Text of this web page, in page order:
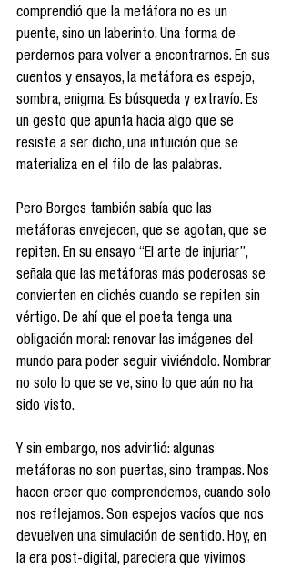
comprendió que la metáfora no es un
puente, sino un laberinto. Una forma de
perdernos para volver a encontrarnos. En sus
cuentos y ensayos, la metáfora es espejo,
sombra, enigma. Es búsqueda y extravío. Es
un gesto que apunta hacia algo que se
resiste a ser dicho, una intuición que se
materializa en el filo de las palabras.
Pero Borges también sabía que las
metáforas envejecen, que se agotan, que se
repiten. En su ensayo “El arte de injuriar”,
señala que las metáforas más poderosas se
convierten en clichés cuando se repiten sin
vértigo. De ahí que el poeta tenga una
obligación moral: renovar las imágenes del
mundo para poder seguir viviéndolo. Nombrar
no solo lo que se ve, sino lo que aún no ha
sido visto.
Y sin embargo, nos advirtió: algunas
metáforas no son puertas, sino trampas. Nos
hacen creer que comprendemos, cuando solo
nos reflejamos. Son espejos vacíos que nos
devuelven una simulación de sentido. Hoy, en
la era post-digital, pareciera que vivimos